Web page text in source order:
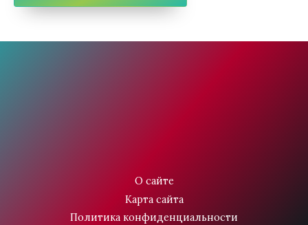
О сайте
Карта сайта
Политика конфиденциальности